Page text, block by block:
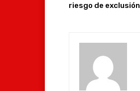
riesgo de exclusión